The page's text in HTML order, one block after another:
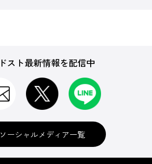
スト最新情報を配信中
ソーシャルメディア一覧